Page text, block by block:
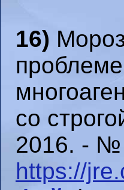
16)
со
2016. - №
https://